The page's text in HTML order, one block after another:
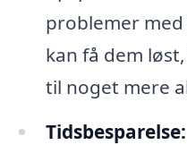
problemer
kan få dem
til noget mere
Tidsbesparelse: